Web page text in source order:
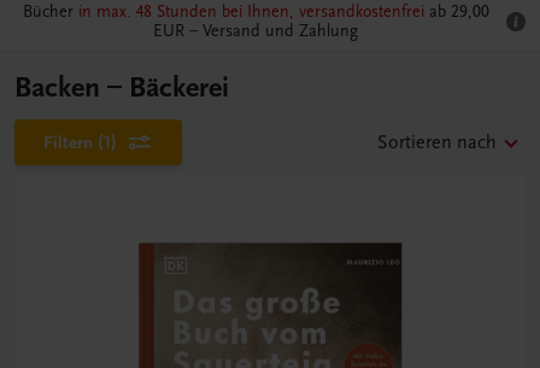
Bücher in max. 48 Stunden bei Ihnen, versandkostenfrei ab 29,00
EUR – Versand und Zahlung
Backen – Bäckerei
Filtern (1) Sortieren nach